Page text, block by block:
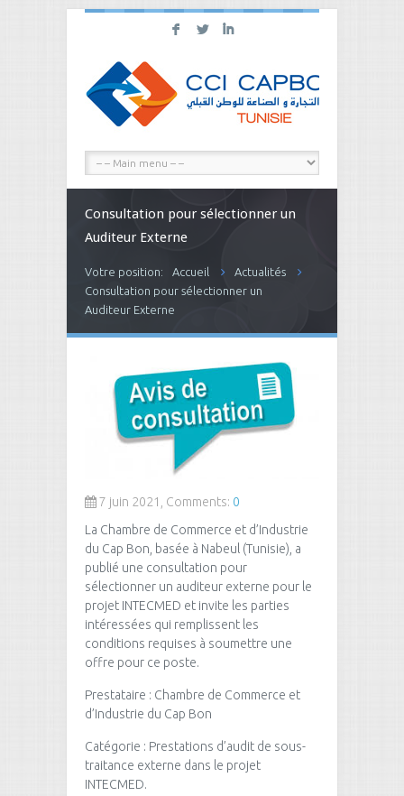
F L I
Consultation pour sélectionner un
Auditeur Externe
Votre position: Accueil
Actualités
Consultation pour sélectionner un
Auditeur Externe
7 juin 2021, Comments: 0
La Chambre de Commerce et d’Industrie
du Cap Bon, basée à Nabeul (Tunisie), a
publié une consultation pour
sélectionner un auditeur externe pour le
projet INTECMED et invite les parties
intéressées qui remplissent les
conditions requises à soumettre une
offre pour ce poste.
Prestataire : Chambre de Commerce et
d’Industrie du Cap Bon
Catégorie : Prestations d’audit de sous-
traitance externe dans le projet
INTECMED.